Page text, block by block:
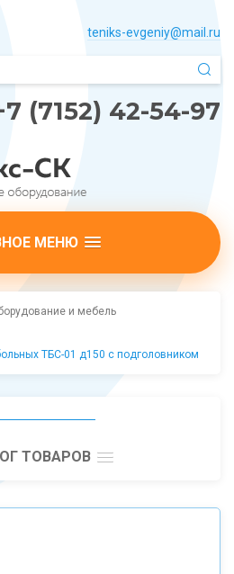
teniks-evgeniy@mail.­ru
(7152) 42-54-97
МЕНЮ
и мебель
ТБС-01 д150 с подголовником
ТОВАРОВ